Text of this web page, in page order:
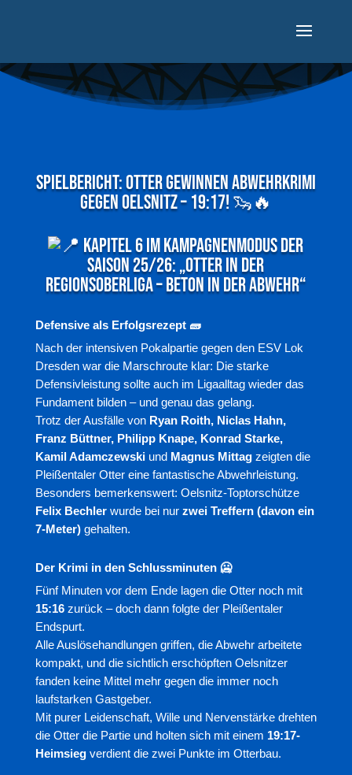
Spielbericht: Otter gewinnen Abwehrkrimi
gegen Oelsnitz – 19:17! 🦦🔥
Kapitel 6 im Kampagnenmodus der
Saison 25/26: „OTTER IN DER
REGIONSOBERLIGA – Beton in der Abwehr“
Defensive als Erfolgsrezept 🧱
Nach der intensiven Pokalpartie gegen den ESV Lok
Dresden war die Marschroute klar: Die starke
Defensivleistung sollte auch im Ligaalltag wieder das
Fundament bilden – und genau das gelang.
Trotz der Ausfälle von Ryan Roith, Niclas Hahn,
Franz Büttner, Philipp Knape, Konrad Starke,
Kamil Adamczewskiund Magnus Mittagzeigten die
Pleißentaler Otter eine fantastische Abwehrleistung.
Besonders bemerkenswert: Oelsnitz-Toptorschütze
Felix Bechlerwurde bei nur zwei Treffern (davon ein
7-Meter)gehalten.
Der Krimi in den Schlussminuten 🥶
Fünf Minuten vor dem Ende lagen die Otter noch mit
15:16zurück – doch dann folgte der Pleißentaler
Endspurt.
Alle Auslösehandlungen griffen, die Abwehr arbeitete
kompakt, und die sichtlich erschöpften Oelsnitzer
fanden keine Mittel mehr gegen die immer noch
laufstarken Gastgeber.
Mit purer Leidenschaft, Wille und Nervenstärke drehten
die Otter die Partie und holten sich mit einem 19:17-
Heimsiegverdient die zwei Punkte im Otterbau.